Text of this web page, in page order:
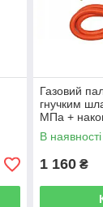
Газовий
гнучким
МПа +
73340
В наявності
1 160 ₴